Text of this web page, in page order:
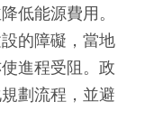
低能源費用。
的障礙，當地
進程受阻。政
劃流程，並避